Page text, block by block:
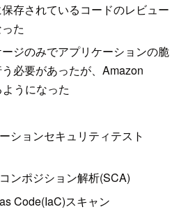
存されているコードのレビュー
た
ジのみでアプリケーションの脆
必要があったが、Amazon
うになった
ションセキュリティテスト
ンポジション解析(SCA)
Code(IaC)スキャン